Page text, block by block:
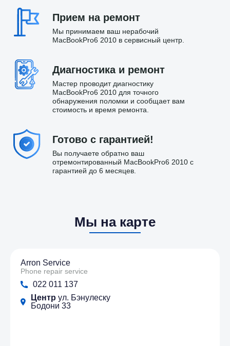
Прием на ремонт
Мы принимаем ваш нерабочий
MacBookPro6 2010 в сервисный центр.
Диагностика и ремонт
Мастер проводит диагностику
MacBookPro6 2010 для точного
обнаружения поломки и сообщает вам
стоимость и время ремонта.
Готово с гарантией!
Вы получаете обратно ваш
отремонтированный MacBookPro6 2010 с
гарантией до 6 месяцев.
Мы на карте
Arron Service
Phone repair service
022 011 137
Центр ул. Бэнулеску
Бодони 33